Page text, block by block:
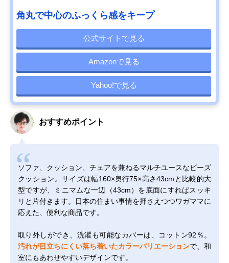
角丸で中心のふっくら感をキープ
公式サイトで見る
Amazonで見る
Yahoo!で見る
おすすめポイント
ソファ、クッション、チェアを兼ねるマルチユースなビーズ
クッション。サイズは幅160×奥行75×高さ43cmと比較的大
型ですが、ミニマムな一辺（43cm）を底面にすればスッキ
リと片付きます。日本の住まい事情を押さえつつワガママに
応えた、便利な商品です。
取り外しができ、洗濯も可能なカバーは、コットン92％。
汚れが目立ちにくい落ち着いたカラーバリエーションで、和
室にもあわせやすいデザインです。